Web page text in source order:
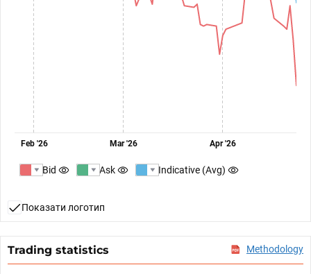
Feb '26 Mar '26 Apr '26
Bid Ask Indicative (Avg)
Показати логотип
Trading statistics Methodology